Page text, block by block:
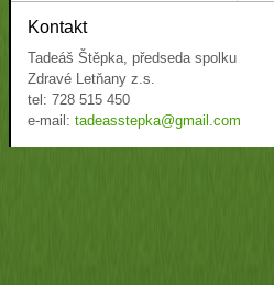
Kontakt
Tadeáš Štěpka, předseda spolku
Zdravé Letňany z.s.
tel: 728 515 450
e-mail: tadeasstepka@gmail.com